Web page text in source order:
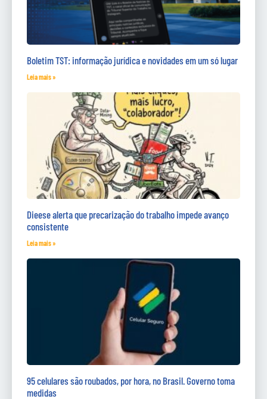
Boletim TST: informação jurídica e novidades em um só lugar
Leia mais »
Dieese alerta que precarização do trabalho impede avanço
consistente
Leia mais »
95 celulares são roubados, por hora, no Brasil. Governo toma
medidas